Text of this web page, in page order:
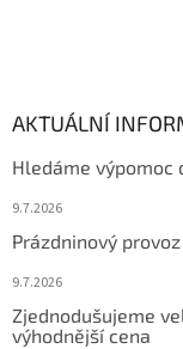
AKTUÁLNÍ
Hledáme výpomoc
9.7.2026
Prázdninový
9.7.2026
Zjednodušujeme
výhodnější cena